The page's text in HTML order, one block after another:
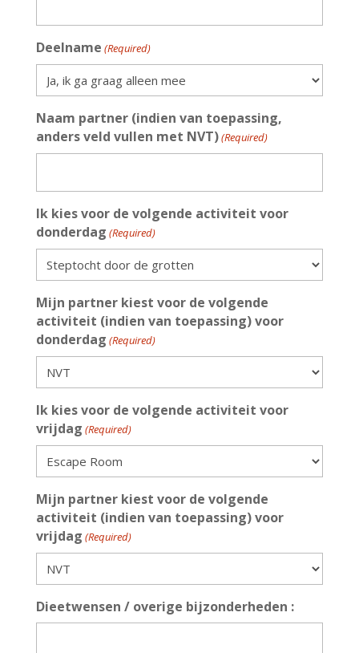
Deelname (Required)
Naam partner (indien van toepassing,
anders veld vullen met NVT)(Required)
Ik kies voor de volgende activiteit voor
donderdag (Required)
Mijn partner kiest voor de volgende
activiteit (indien van toepassing) voor
donderdag (Required)
Ik kies voor de volgende activiteit voor
vrijdag (Required)
Mijn partner kiest voor de volgende
activiteit (indien van toepassing) voor
vrijdag (Required)
Dieetwensen / overige bijzonderheden :